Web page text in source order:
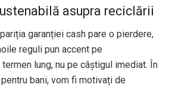
asupra reciclării
garanției cash pare o pierdere,
reguli pun accent pe
lung, nu pe câștigul imediat. În
bani, vom fi motivați de